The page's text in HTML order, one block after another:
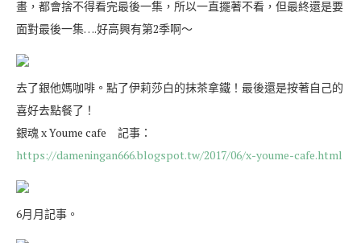
畫，都會捨不得看完最後一集，所以一直擺著不看，但最終還是要
面對最後一集….好高興有第2季啊～
去了銀他媽咖啡。點了伊莉莎白的抹茶拿鐵！最後還是按著自己的
喜好去點餐了！
銀魂 x Youme cafe 記事：
https://dameningan666.blogspot.tw/2017/06/x-youme-cafe.html
6月月記事。